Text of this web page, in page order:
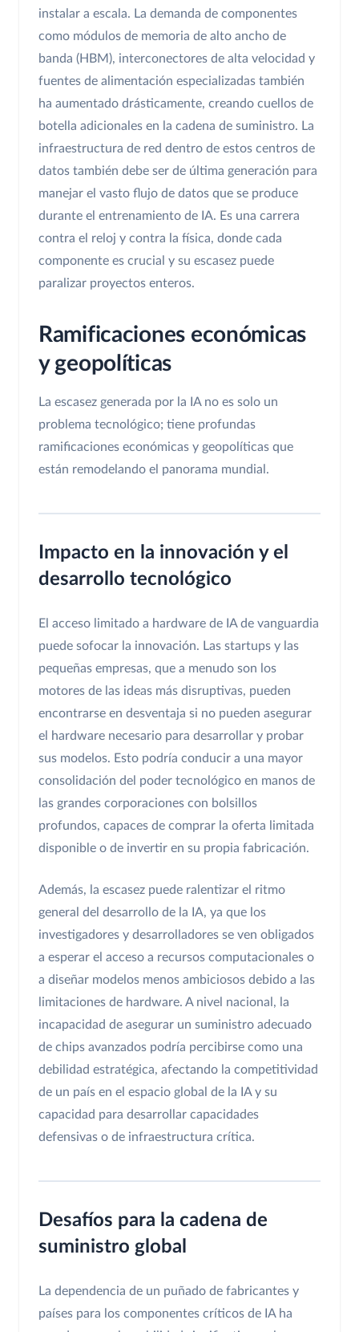
instalar a escala. La demanda de componentes
como módulos de memoria de alto ancho de
banda (HBM), interconectores de alta velocidad y
fuentes de alimentación especializadas también
ha aumentado drásticamente, creando cuellos de
botella adicionales en la cadena de suministro. La
infraestructura de red dentro de estos centros de
datos también debe ser de última generación para
manejar el vasto flujo de datos que se produce
durante el entrenamiento de IA. Es una carrera
contra el reloj y contra la física, donde cada
componente es crucial y su escasez puede
paralizar proyectos enteros.
Ramificaciones económicas
y geopolíticas
La escasez generada por la IA no es solo un
problema tecnológico; tiene profundas
ramificaciones económicas y geopolíticas que
están remodelando el panorama mundial.
Impacto en la innovación y el
desarrollo tecnológico
El acceso limitado a hardware de IA de vanguardia
puede sofocar la innovación. Las startups y las
pequeñas empresas, que a menudo son los
motores de las ideas más disruptivas, pueden
encontrarse en desventaja si no pueden asegurar
el hardware necesario para desarrollar y probar
sus modelos. Esto podría conducir a una mayor
consolidación del poder tecnológico en manos de
las grandes corporaciones con bolsillos
profundos, capaces de comprar la oferta limitada
disponible o de invertir en su propia fabricación.
Además, la escasez puede ralentizar el ritmo
general del desarrollo de la IA, ya que los
investigadores y desarrolladores se ven obligados
a esperar el acceso a recursos computacionales o
a diseñar modelos menos ambiciosos debido a las
limitaciones de hardware. A nivel nacional, la
incapacidad de asegurar un suministro adecuado
de chips avanzados podría percibirse como una
debilidad estratégica, afectando la competitividad
de un país en el espacio global de la IA y su
capacidad para desarrollar capacidades
defensivas o de infraestructura crítica.
Desafíos para la cadena de
suministro global
La dependencia de un puñado de fabricantes y
países para los componentes críticos de IA ha